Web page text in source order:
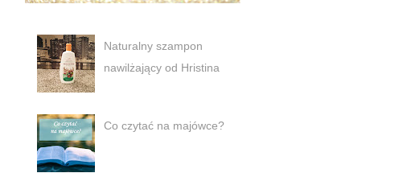
Naturalny szampon
nawilżający od Hristina
Co czytać na majówce?